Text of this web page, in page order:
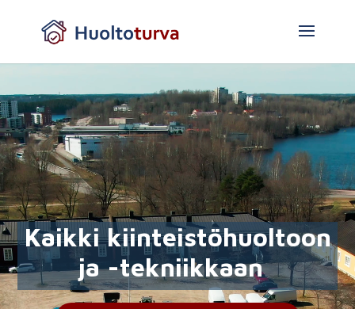
Kaikki kiinteistöhuoltoon
ja -tekniikkaan